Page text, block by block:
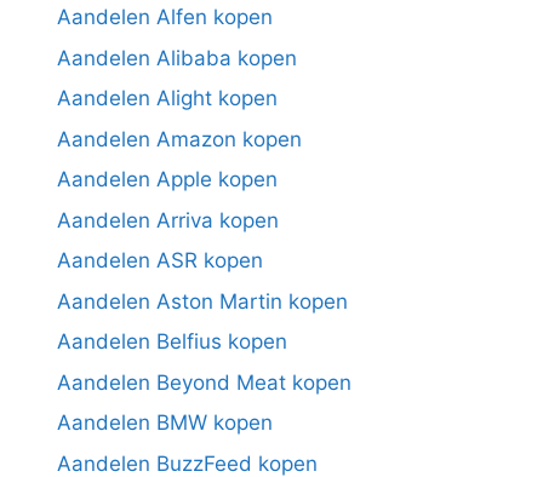
Aandelen Alfen kopen
Aandelen Alibaba kopen
Aandelen Alight kopen
Aandelen Amazon kopen
Aandelen Apple kopen
Aandelen Arriva kopen
Aandelen ASR kopen
Aandelen Aston Martin kopen
Aandelen Belfius kopen
Aandelen Beyond Meat kopen
Aandelen BMW kopen
Aandelen BuzzFeed kopen